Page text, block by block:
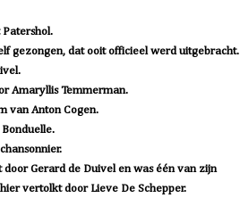
gezongen, dat ooit officieel werd uitgebracht.
Amaryllis Temmerman.
van Anton Cogen.
Gerard de Duivel en was één van zijn
vertolkt door Lieve De Schepper.